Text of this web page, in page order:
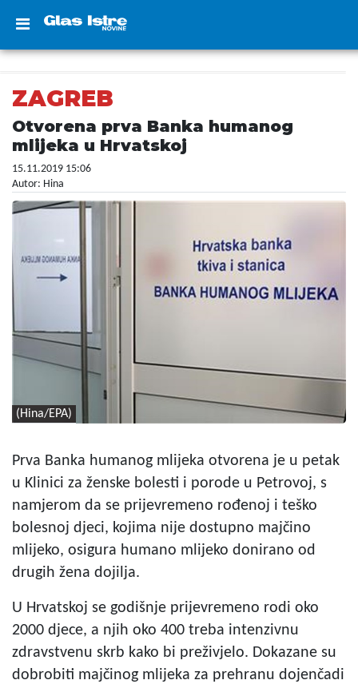
ZAGREB
Otvorena prva Banka humanog
mlijeka u Hrvatskoj
15.11.2019 15:06
Autor: Hina
(Hina/EPA)
Prva Banka humanog mlijeka otvorena je u petak
u Klinici za ženske bolesti i porode u Petrovoj, s
namjerom da se prijevremeno rođenoj i teško
bolesnoj djeci, kojima nije dostupno majčino
mlijeko, osigura humano mlijeko donirano od
drugih žena dojilja.
U Hrvatskoj se godišnje prijevremeno rodi oko
2000 djece, a njih oko 400 treba intenzivnu
zdravstvenu skrb kako bi preživjelo. Dokazane su
dobrobiti majčinog mlijeka za prehranu dojenčadi